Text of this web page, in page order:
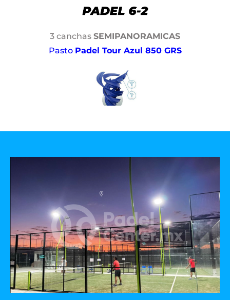
3 canchas SEMIPANORAMICAS
Pasto Padel Tour Azul 850 GRS